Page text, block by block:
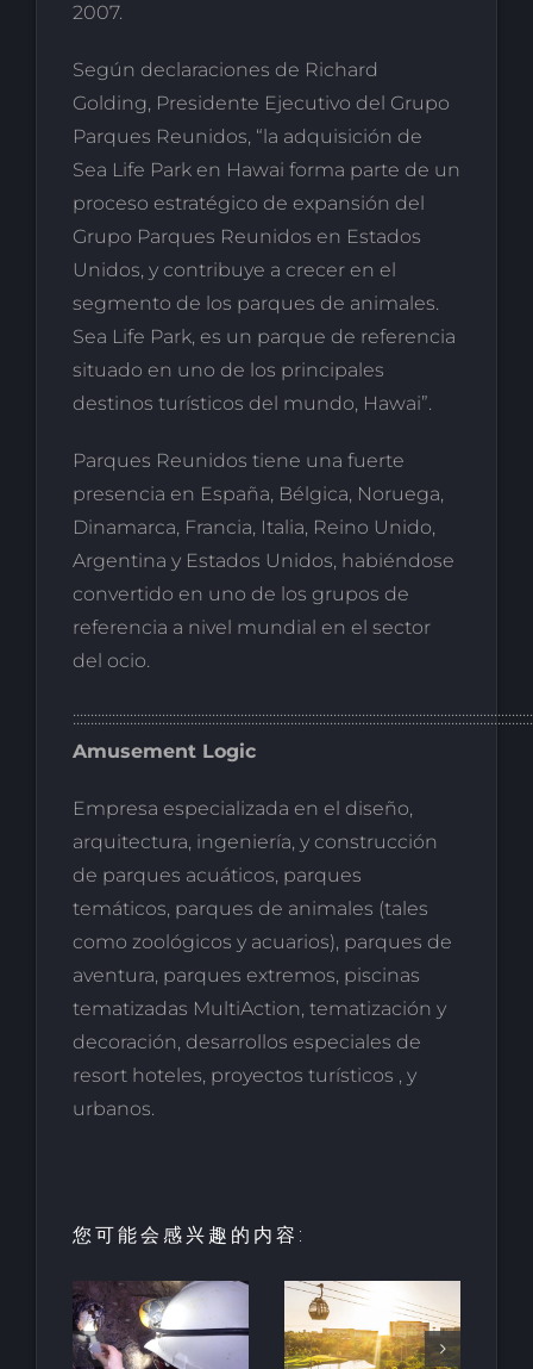
2007.
Según declaraciones de Richard
Golding, Presidente Ejecutivo del Grupo
Parques Reunidos, “la adquisición de
Sea Life Park en Hawai forma parte de un
proceso estratégico de expansión del
Grupo Parques Reunidos en Estados
Unidos, y contribuye a crecer en el
segmento de los parques de animales.
Sea Life Park, es un parque de referencia
situado en uno de los principales
destinos turísticos del mundo, Hawai”.
Parques Reunidos tiene una fuerte
presencia en España, Bélgica, Noruega,
Dinamarca, Francia, Italia, Reino Unido,
Argentina y Estados Unidos, habiéndose
convertido en uno de los grupos de
referencia a nivel mundial en el sector
del ocio.
:::::::::::::::::::::::::::::::::::::::::::::::::::::::::::::::::::::::::::::::::::::::::::::::::::::::::::::::::::::::::::::::::
Amusement Logic
Empresa especializada en el diseño,
arquitectura, ingeniería, y construcción
de parques acuáticos, parques
temáticos, parques de animales (tales
como zoológicos y acuarios), parques de
aventura, parques extremos, piscinas
tematizadas MultiAction, tematización y
decoración, desarrollos especiales de
resort hoteles, proyectos turísticos , y
urbanos.
您可能会感兴趣的内容:
酒店和度假
村的创新：
里维埃拉-纳
HALO垂直
移动项目荣